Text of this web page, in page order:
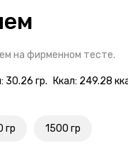
на фирменном тесте.
30.26 гр. Ккал: 249.28
гр 1500 гр